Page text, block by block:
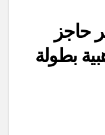
حاجز
بطولة